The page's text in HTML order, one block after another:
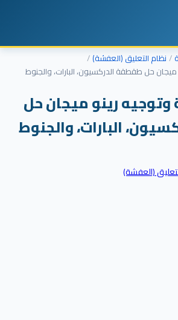
نظام التعليق (العفشة)
حل طقطقة الدركسيون، البارات، والجنوط
رينو ميجان حل
البارات، والجنوط
(العفشة)